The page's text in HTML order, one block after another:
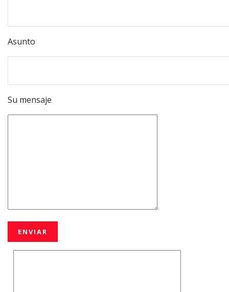
Asunto
Su mensaje